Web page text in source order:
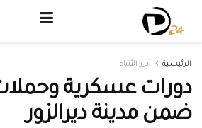
الرئيسية أبرز الأنباء
دورات عسكرية
ضمن مدينة ديرالزور